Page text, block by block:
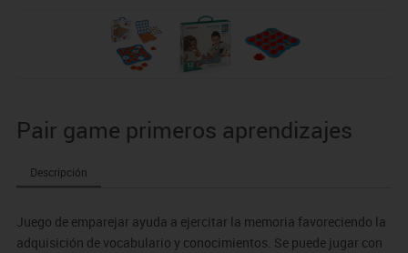
Pair game primeros aprendizajes
Descripción
Juego de emparejar ayuda a ejercitar la memoria favoreciendo la
adquisición de vocabulario y conocimientos. Se puede jugar con